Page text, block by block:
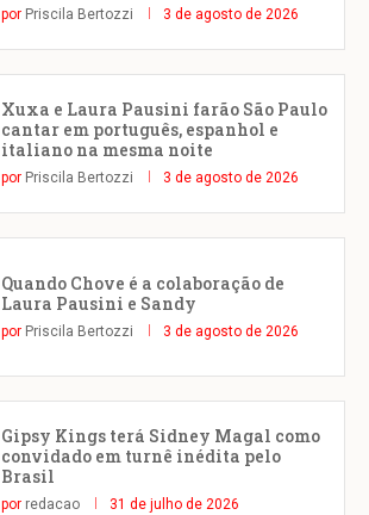
por Priscila Bertozzi 3 de agosto de 2026
Xuxa e Laura Pausini farão São Paulo
cantar em português, espanhol e
italiano na mesma noite
por Priscila Bertozzi 3 de agosto de 2026
Quando Chove é a colaboração de
Laura Pausini e Sandy
por Priscila Bertozzi 3 de agosto de 2026
Gipsy Kings terá Sidney Magal como
convidado em turnê inédita pelo
Brasil
por redacao 31 de julho de 2026